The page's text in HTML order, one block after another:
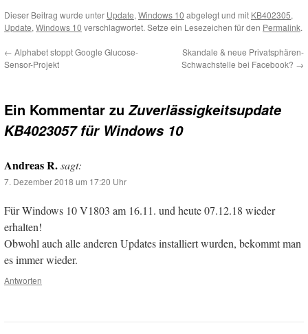
Dieser Beitrag wurde unter Update, Windows 10 abgelegt und mit KB402305,
Update, Windows 10 verschlagwortet. Setze ein Lesezeichen für den Permalink.
← Alphabet stoppt Google Glucose-
Sensor-Projekt
Skandale & neue Privatsphären-
Schwachstelle bei Facebook? →
Ein Kommentar zuZuverlässigkeitsupdate
KB4023057 für Windows 10
Andreas R.sagt:
7. Dezember 2018 um 17:20 Uhr
Für Windows 10 V1803 am 16.11. und heute 07.12.18 wieder
erhalten!
Obwohl auch alle anderen Updates installiert wurden, bekommt man
es immer wieder.
Antworten